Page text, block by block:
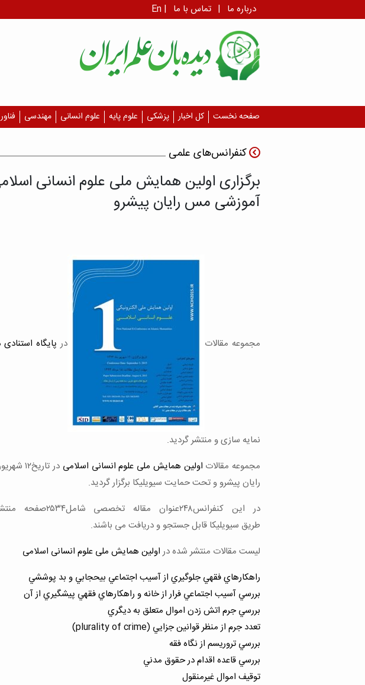
En | درباره ما | تماس با ما
صفحه نخست کل اخبار پزشکی علوم پایه علوم انسانی مهندسی
کنفرانس‌های علمی
برگزاری اولین همایش ملی علوم انسانی
آموزشی مس رایان پیشرو
مجموعه مقالات در پایگاه
نمایه سازی و منتشر گردید.
مجموعه مقالات اولین همایش ملی علوم انسانی اسلامی
رایان پیشرو و تحت حمایت سیویلیکا برگزار گردید.
در این کنفرانس۲۴۸
عنوان مقاله تخصصی شامل۲۵۳۴صفحه منتشر گردیده است
طریق سیویلیکا قابل جستجو و دریافت می باشند.
لیست مقالات منتشر شده دراولین همایش ملی علوم انسانی اسلامی
راهكارهاي فقهي جلوگيري از آسيب اجتماعي بيحجابي و بد پوششي
بررسي آسيب اجتماعي فرار از خانه و راهكارهاي فقهي پيشگيري از آن
بررسي جرم اتش زدن اموال متعلق به ديگري
تعدد جرم از منظر قوانين جزايي (plurality of crime)
بررسي تروريسم از نگاه فقه
بررسي قاعده اقدام در حقوق مدني
توقيف اموال غيرمنقول